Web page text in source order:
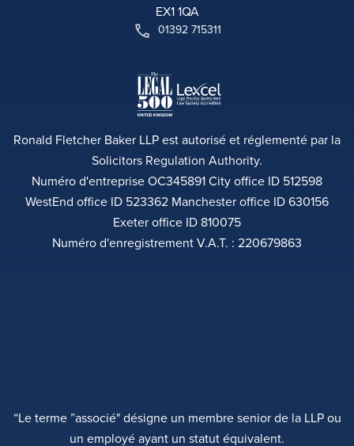
EX1 1QA
01392 715311
Ronald Fletcher Baker LLP est autorisé et réglementé par la
Solicitors Regulation Authority.
Numéro d'entreprise OC345891 City office ID 512598
WestEnd office ID 523362 Manchester office ID 630156
Exeter office ID 810075
Numéro d'enregistrement V.A.T. : 220679863
“Le terme ”associé" désigne un membre senior de la LLP ou
un employé ayant un statut équivalent.